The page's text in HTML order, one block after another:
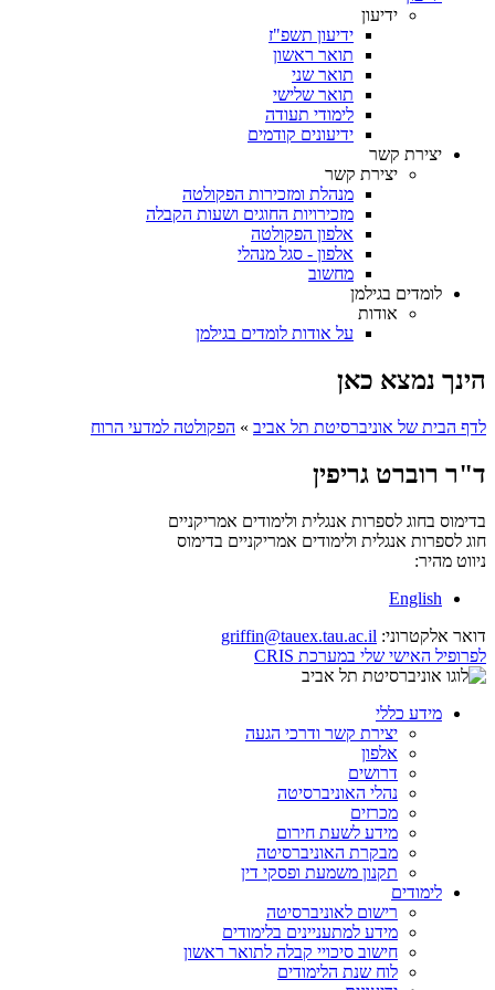
ידיעון
ידיעון תשפ"ז
תואר ראשון
תואר שני
תואר שלישי
לימודי תעודה
ידיעונים קודמים
יצירת קשר
יצירת קשר
מנהלת ומזכירות הפקולטה
מזכירויות החוגים ושעות הקבלה
אלפון הפקולטה
אלפון - סגל מנהלי
מחשוב
לומדים בגילמן
אודות
על אודות לומדים בגילמן
הינך נמצא כאן
לדף הבית של אוניברסיטת תל אביב » הפקולטה למדעי הרוח
ד"ר רוברט גריפין
בדימוס בחוג לספרות אנגלית ולימודים אמריקניים
חוג לספרות אנגלית ולימודים אמריקניים בדימוס
ניווט מהיר:
English
דואר אלקטרוני: griffin@tauex.tau.ac.il
לפרופיל האישי שלי במערכת CRIS
מידע כללי
יצירת קשר ודרכי הגעה
אלפון
דרושים
נהלי האוניברסיטה
מכרזים
מידע לשעת חירום
מבקרת האוניברסיטה
תקנון משמעת ופסקי דין
לימודים
רישום לאוניברסיטה
מידע למתעניינים בלימודים
חישוב סיכויי קבלה לתואר ראשון
לוח שנת הלימודים